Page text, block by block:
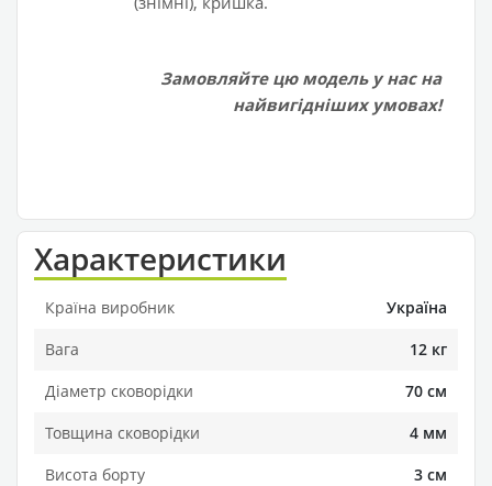
Замовляйте цю модель у нас на
найвигідніших умовах!
Характеристики
Країна виробник
Україна
Вага
12 кг
Діаметр сковорідки
70 см
Товщина сковорідки
4 мм
Висота борту
3 см